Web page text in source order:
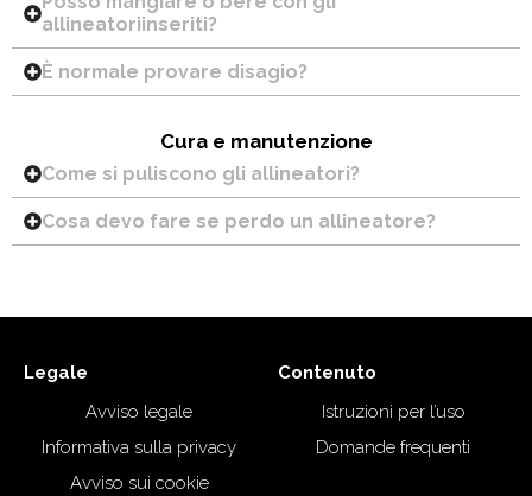
allineatoriinseriti?
È normale provare disagio?
Cura e manutenzione
Come si puliscono gli allineatori?
Cosa devo fare se perdo un allineatore?
Legale
Avviso legale
Informativa sulla privacy
Avviso sui cookie
Contenuto
Istruzioni per l’uso
Domande frequenti